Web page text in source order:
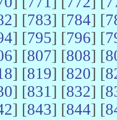
] [783] [784] [
] [795] [796] [
] [807] [808] [
] [819] [820] [
] [831] [832] [
] [843] [844] [